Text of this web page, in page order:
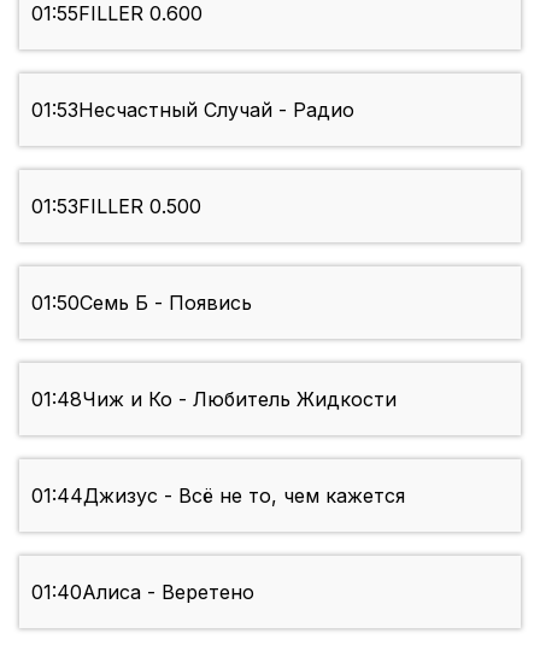
01:55FILLER 0.600
01:53Несчастный Случай - Радио
01:53FILLER 0.500
01:50Семь Б - Появись
01:48Чиж и Ко - Любитель Жидкости
01:44Джизус - Всё не то, чем кажется
01:40Алиса - Веретено